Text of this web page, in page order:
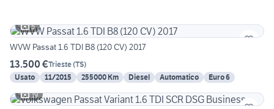
5
WVW Passat 1.6 TDI B8 (120 CV) 2017
13.500 €Trieste(TS)
Usato
11/2015 255000 Km Diesel Automatico
Euro 6
19